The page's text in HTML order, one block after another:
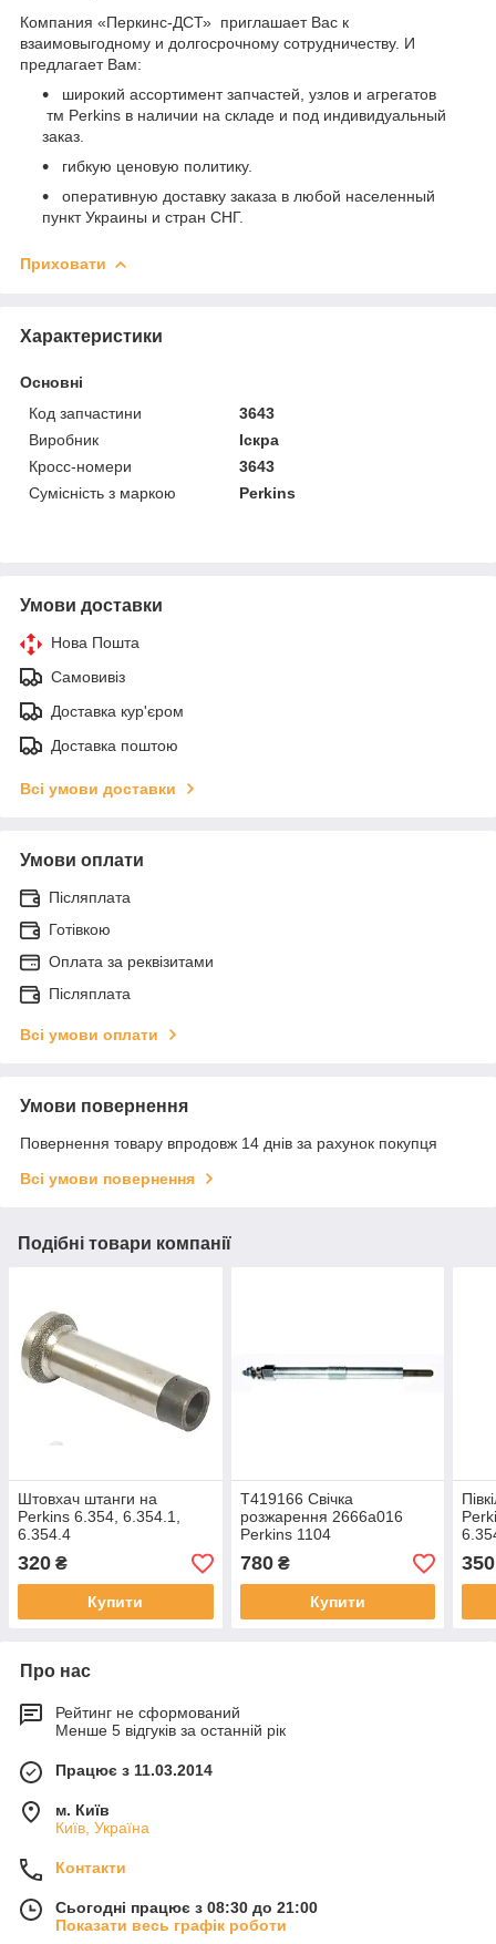
Компания «Перкинс-ДСТ» приглашает Вас к
взаимовыгодному и долгосрочному сотрудничеству. И
предлагает Вам:
широкий ассортимент запчастей, узлов и агрегатов
тм Perkins в наличии на складе и под индивидуальный
заказ.
гибкую ценовую политику.
оперативную доставку заказа в любой населенный
пункт Украины и стран СНГ.
Приховати
Характеристики
Основні
Код запчастини
3643
Виробник
Іскра
Кросс-номери
3643
Сумісність з маркою
Perkins
Умови доставки
Нова Пошта
Самовивіз
Доставка кур'єром
Доставка поштою
Всі умови доставки
Умови оплати
Післяплата
Готівкою
Оплата за реквізитами
Післяплата
Всі умови оплати
Умови повернення
Повернення товару впродовж 14 днів за рахунок покупця
Всі умови повернення
Подібні товари компанії
Штовхач штанги на
Perkins 6.354, 6.354.1,
6.354.4
320 ₴
Купити
T419166 Свічка
розжарення 2666a016
Perkins 1104
780₴
Купити
350
Про нас
Рейтинг не сформований
Менше 5 відгуків за останній рік
Працює з 11.03.2014
м. Київ
Київ, Україна
Контакти
Сьогодні працює з 08:30 до 21:00
Показати весь графік роботи